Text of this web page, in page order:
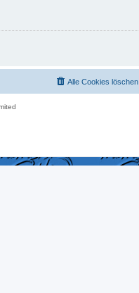
Alle Cookies löschen